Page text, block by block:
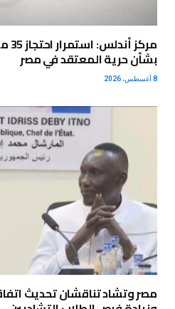
بشأن حرية المعتقد في مصر
8 أغسطس، 2026
مصر وتشاد تناقشان تحديث